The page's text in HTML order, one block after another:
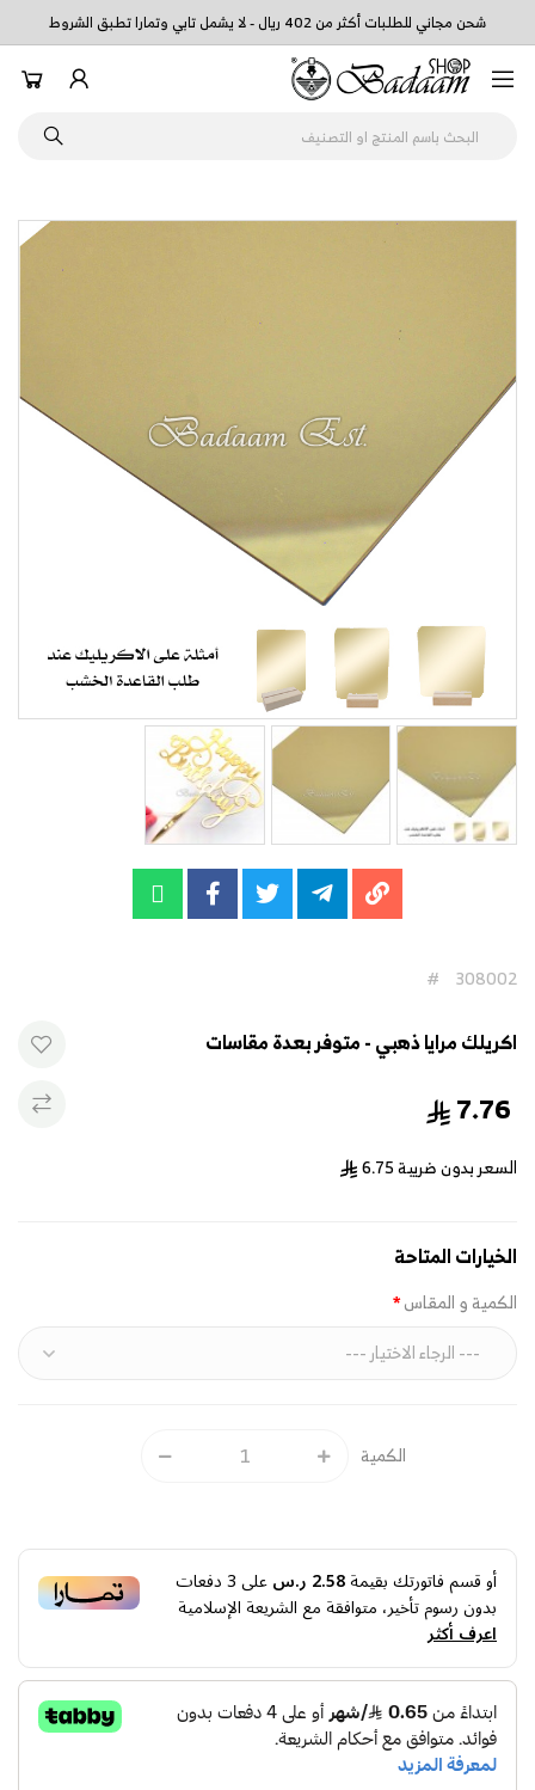
شحن مجاني للطلبات أكثر من 402 ريال - لا يشمل تابي وتمارا تطبق الشروط
308002
#
اكريلك مرايا ذهبي - متوفر بعدة مقاسات
7.76
السعر بدون ضريبة6.75
الخيارات المتاحة
الكمية و المقاس
الكمية
أو قسم فاتورتك بقيمة2.58 ر.س على3دفعات
بدون رسوم تأخير، متوافقة مع الشريعة الإسلامية
اعرف أكثر